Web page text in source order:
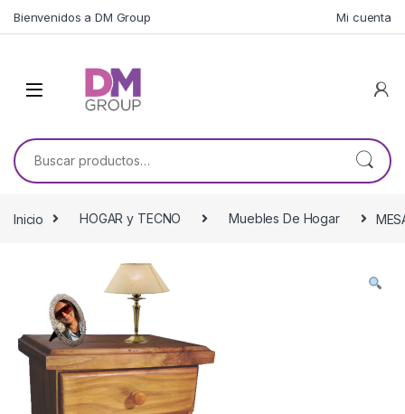
Bienvenidos a DM Group Mi cuenta
Buscar por:
Inicio HOGAR y TECNO Muebles De Hogar